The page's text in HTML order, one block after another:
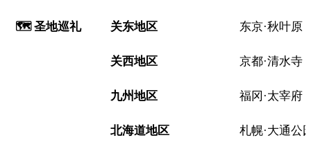
🗺️ 圣地巡礼 关东地区 东京·秋叶原
关西地区 京都·清水寺
九州地区 福冈·太宰府
北海道地区 札幌·大通公